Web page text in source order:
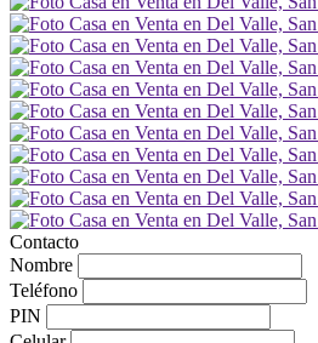
Contacto
Nombre
Teléfono
PIN